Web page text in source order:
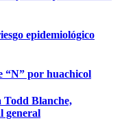
epidemiológico
“N” por huachicol
Todd Blanche,
general